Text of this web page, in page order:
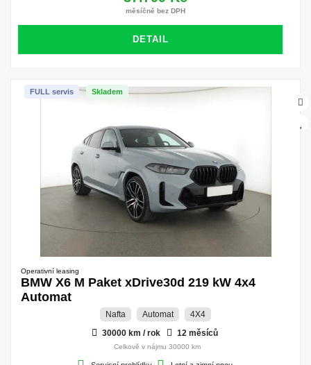
měsíčně bez DPH
DETAIL
Skladem
FULL servis
Operativní leasing
BMW X6 M Paket xDrive30d 219 kW 4x4
Automat
Nafta Automat
4X4
30000 km / rok
12 měsíců
Celkově v nájmu 30000 km